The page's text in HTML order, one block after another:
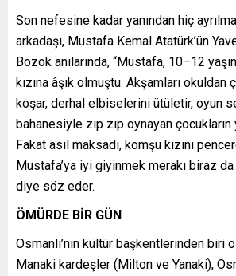
Son nefesine kadar yanından hiç
arkadaşı, Mustafa Kemal Atatürk’ün
Bozok anılarında, “Mustafa, 10–12
kızına âşık olmuştu. Akşamları okuldan
koşar, derhal elbiselerini ütületir, oyun
bahanesiyle zıp zıp oynayan çocukların
Fakat asıl maksadı, komşu kızını
Mustafa’ya iyi giyinmek merakı biraz
diye söz eder.
ÖMÜRDE BİR GÜN
Osmanlı’nın kültür başkentlerinden biri
Manaki kardeşler (Milton ve Yanaki),